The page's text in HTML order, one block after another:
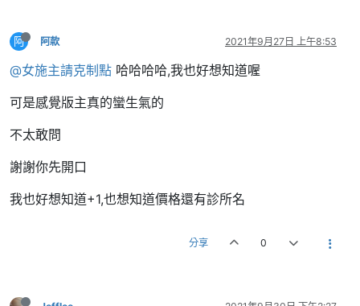
阿 阿款 2021年9月27日 上午8:53
@女施主請克制點 哈哈哈哈,我也好想知道喔
可是感覺版主真的蠻生氣的
不太敢問
謝謝你先開口
我也好想知道+1,也想知道價格還有診所名
分享 0